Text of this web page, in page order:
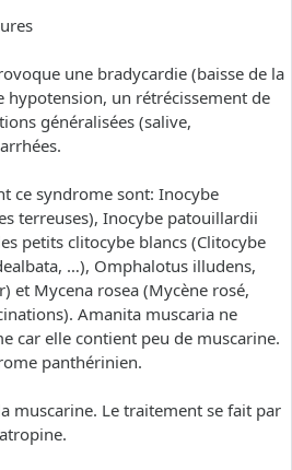
une bradycardie (baisse de la
hypotension, un rétrécissement de
généralisées (salive,
ce syndrome sont: Inocybe
terreuses), Inocybe patouillardii
petits clitocybe blancs (Clitocybe
…), Omphalotus illudens,
et Mycena rosea (Mycène rosé,
Amanita muscaria ne
car elle contient peu de muscarine.
panthérinien.
muscarine. Le traitement se fait par